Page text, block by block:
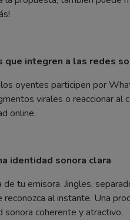
que integren a las redes
oyentes participen por
virales o reaccionar al
online.
identidad sonora clara
tu emisora. Jingles,
reconozca al instante. Una
coherente y atractivo.